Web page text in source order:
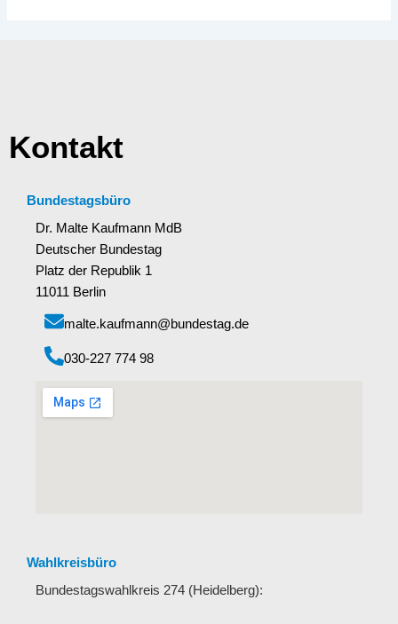
Kontakt
Bundestagsbüro
Dr. Malte Kaufmann MdB
Deutscher Bundestag
Platz der Republik 1
11011 Berlin
malte.kaufmann@bundestag.de
‭030-227 774 98‬
Wahlkreisbüro
Bundestagswahlkreis 274 (Heidelberg):